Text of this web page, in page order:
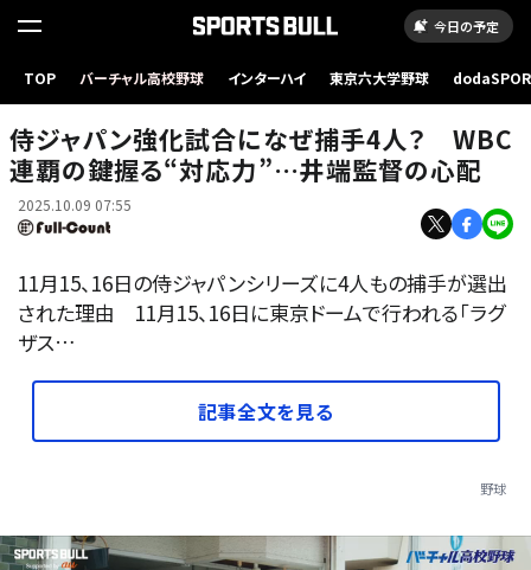
今日の予定
TOP バーチャル高校野球 インターハイ 東京六大学野球
会見に出席した侍ジャパン・井端弘和監督【写真：小林靖】
侍ジャパン強化試合になぜ捕手4人？ WBC
連覇の鍵握る“対応力”…井端監督の心配
2025.10.09 07:55
11月15、16日の侍ジャパンシリーズに4人もの捕手が選出
された理由 11月15、16日に東京ドームで行われる「ラグ
ザス…
記事全文を見る
野球